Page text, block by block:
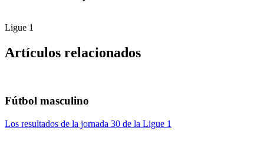
Ligue 1
Artículos relacionados
Fútbol masculino
Los resultados de la jornada 30 de la Ligue 1